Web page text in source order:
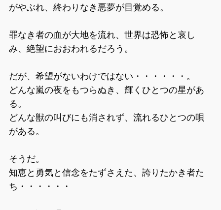
がやぶれ、終わりなき悪夢が目覚める。
罪なき者の血が大地を流れ、世界は恐怖と哀し
み、絶望におおわれるだろう。
だが、希望がないわけではない・・・・・・。
どんな嵐の夜をもつらぬき、輝くひとつの星があ
る。
どんな獣の叫びにも消されず、流れるひとつの唄
がある。
そうだ。
知恵と勇気と信念をたずさえた、誇りたかき者た
ち・・・・・・